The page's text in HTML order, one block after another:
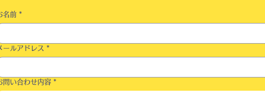
名前 *
ールアドレス *
問い合わせ内容 *